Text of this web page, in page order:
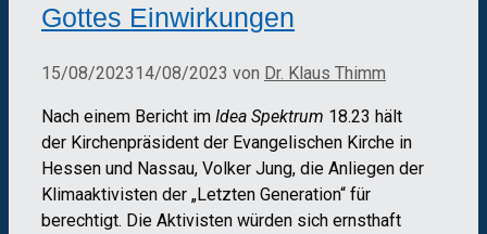
Gottes Einwirkungen
15/08/202314/08/2023 von Dr. Klaus Thimm
Nach einem Bericht im Idea Spektrum 18.23 hält
der Kirchenpräsident der Evangelischen Kirche in
Hessen und Nassau, Volker Jung, die Anliegen der
Klimaaktivisten der „Letzten Generation“ für
berechtigt. Die Aktivisten würden sich ernsthaft